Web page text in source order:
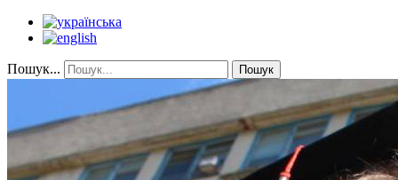
Пошук... Пошук